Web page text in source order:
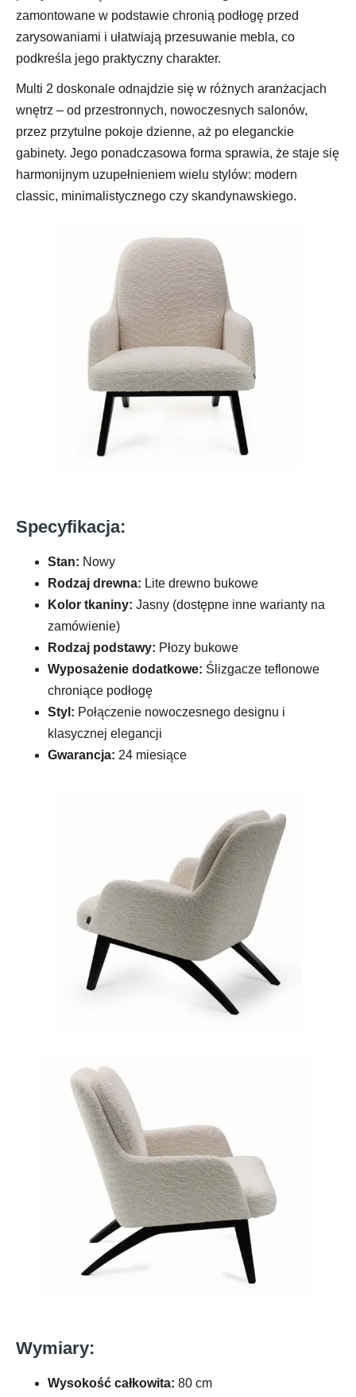
zamontowane w podstawie chronią podłogę przed
zarysowaniami i ułatwiają przesuwanie mebla, co
podkreśla jego praktyczny charakter.
Multi 2 doskonale odnajdzie się w różnych aranżacjach
wnętrz – od przestronnych, nowoczesnych salonów,
przez przytulne pokoje dzienne, aż po eleganckie
gabinety. Jego ponadczasowa forma sprawia, że staje się
harmonijnym uzupełnieniem wielu stylów: modern
classic, minimalistycznego czy skandynawskiego.
Specyfikacja:
Stan: Nowy
Rodzaj drewna: Lite drewno bukowe
Kolor tkaniny: Jasny (dostępne inne warianty na
zamówienie)
Rodzaj podstawy: Płozy bukowe
Wyposażenie dodatkowe: Ślizgacze teflonowe
chroniące podłogę
Styl: Połączenie nowoczesnego designu i
klasycznej elegancji
Gwarancja: 24 miesiące
Wymiary:
Wysokość całkowita: 80 cm